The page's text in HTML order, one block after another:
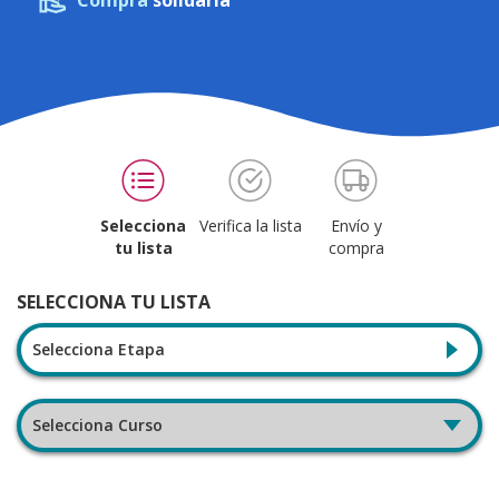
Selecciona
tu lista
Verifica la lista
Envío y
compra
SELECCIONA TU LISTA
Selecciona Etapa
Selecciona Curso